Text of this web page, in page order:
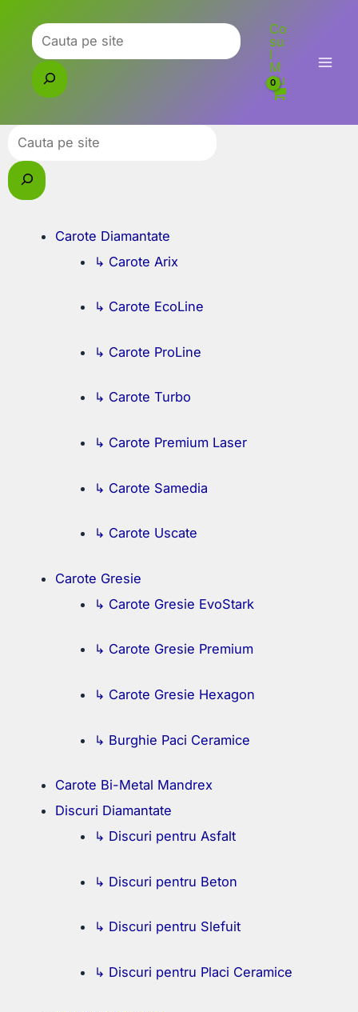
content
Caută
Co
su
l
M
eu
Caută
Carote Diamantate
↳ Carote Arix
↳ Carote EcoLine
↳ Carote ProLine
↳ Carote Turbo
↳ Carote Premium Laser
↳ Carote Samedia
↳ Carote Uscate
Carote Gresie
↳ Carote Gresie EvoStark
↳ Carote Gresie Premium
↳ Carote Gresie Hexagon
↳ Burghie Paci Ceramice
Carote Bi-Metal Mandrex
Discuri Diamantate
↳ Discuri pentru Asfalt
↳ Discuri pentru Beton
↳ Discuri pentru Slefuit
↳ Discuri pentru Placi Ceramice